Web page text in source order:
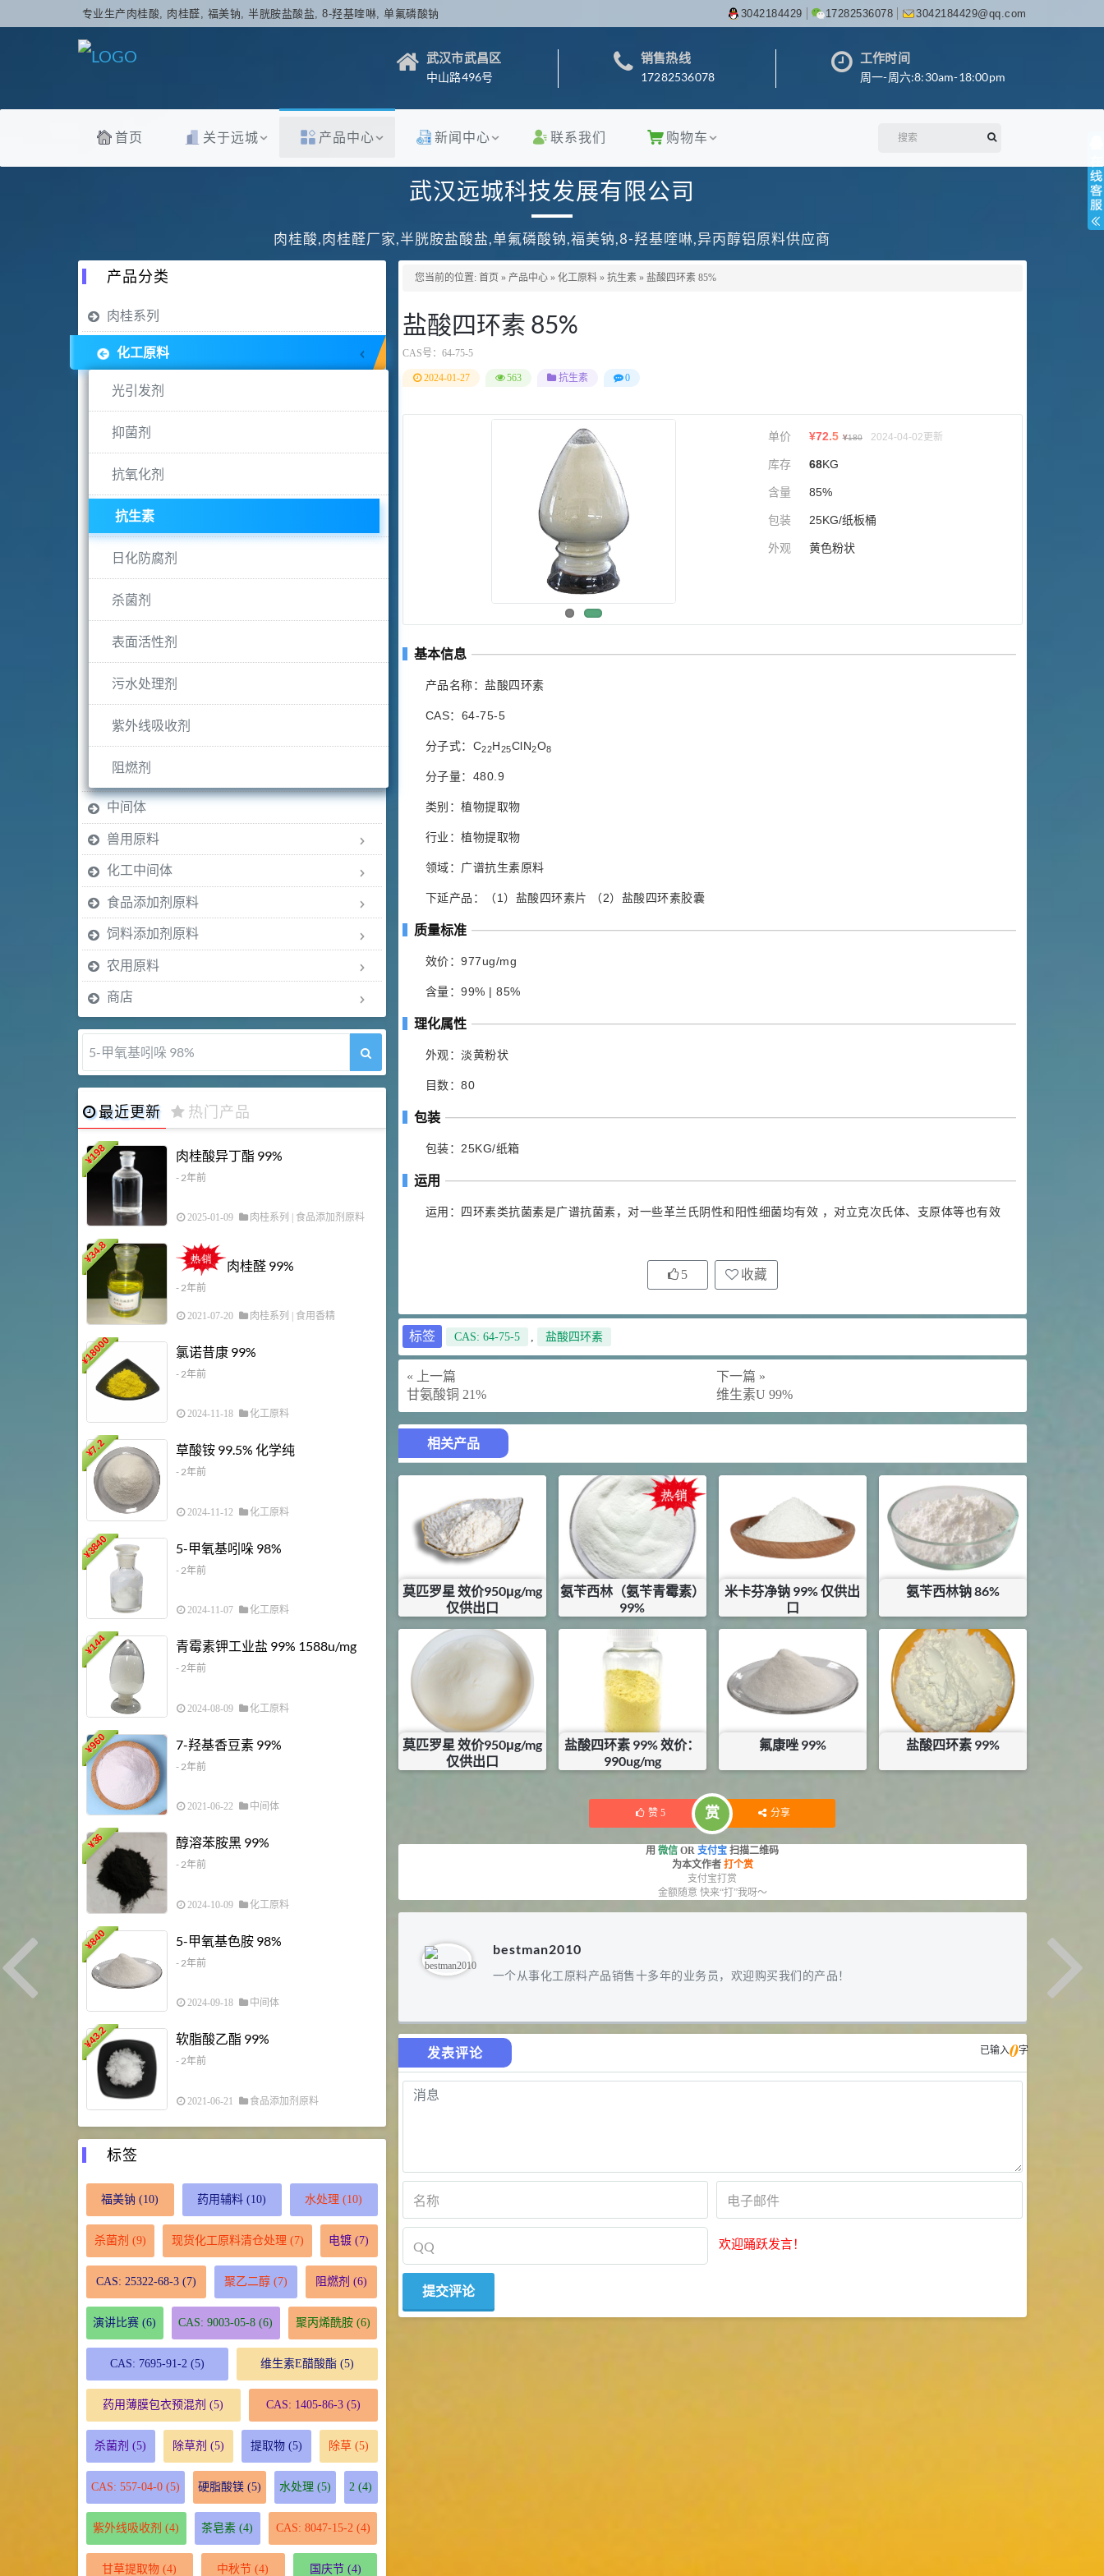
专业生产肉桂酸, 肉桂醛, 福美钠, 半胱胺盐酸盐, 8-羟基喹啉, 单氟磷酸钠 3042184429 17282536078 3042184429@qq.com
武汉市武昌区
中山路496号
销售热线
17282536078
工作时间
周一-周六:8:30am-18:00pm
首页 关于远城 产品中心 新闻中心 联系我们 购物车
武汉远城科技发展有限公司
肉桂酸,肉桂醛厂家,半胱胺盐酸盐,单氟磷酸钠,福美钠,8-羟基喹啉,异丙醇铝原料供应商
您当前的位置: 首页 » 产品中心 » 化工原料 » 抗生素 » 盐酸四环素 85%
盐酸四环素 85%
CAS号： 64-75-5
2024-01-27 563 抗生素 0
单价 ¥72.5 ¥180 2024-04-02更新
库存 68KG
含量 85%
包装 25KG/纸板桶
外观 黄色粉状
基本信息
产品名称：盐酸四环素
CAS：64-75-5
分子式：C22H25ClN2O8
分子量：480.9
类别：植物提取物
行业：植物提取物
领域：广谱抗生素原料
下延产品：（1）盐酸四环素片 （2）盐酸四环素胶囊
质量标准
效价：977ug/mg
含量：99% | 85%
理化属性
外观：淡黄粉状
目数：80
包装
包装：25KG/纸箱
运用
运用：四环素类抗菌素是广谱抗菌素，对一些革兰氏阴性和阳性细菌均有效 ，对立克次氏体、支原体等也有效
5 收藏
标签 CAS: 64-75-5 , 盐酸四环素
« 上一篇
甘氨酸铜 21%
下一篇 »
维生素U 99%
相关产品
莫匹罗星 效价950μg/mg
仅供出口
¥2750
库存：
氨苄西林（氨苄青霉素）
99%
¥282
米卡芬净钠 99% 仅供出
口
¥2700000
氨苄西林钠 86%
¥480
库存：
莫匹罗星 效价950μg/mg
仅供出口
盐酸四环素 99% 效价：
990ug/mg
库存：11KG
氟康唑 99% 盐酸四环素 99%
赞 5 赏 分享
用 微信 OR 支付宝 扫描二维码
为本文作者 打个赏
支付宝打赏
金额随意 快来“打”我呀～
bestman2010
一个从事化工原料产品销售十多年的业务员，欢迎购买我们的产品！
发表评论 已输入0字
欢迎踊跃发言！
产品分类
肉桂系列
化工原料
光引发剂
抑菌剂
抗氧化剂
抗生素
日化防腐剂
杀菌剂
表面活性剂
污水处理剂
紫外线吸收剂
阻燃剂
中间体
兽用原料
化工中间体
食品添加剂原料
饲料添加剂原料
农用原料
商店
5-甲氧基吲哚 98%
最近更新 热门产品
¥
198 肉桂酸异丁酯 99%
- 2年前
2025-01-09 肉桂系列 食品添加剂原料
¥
34.8
肉桂醛 99%
- 2年前
2021-07-20 肉桂系列 | 食用香精
¥
18000 氯诺昔康 99%
- 2年前
2024-11-18 化工原料
¥
7.2 草酸铵 99.5% 化学纯
- 2年前
2024-11-12 化工原料
¥
3840 5-甲氧基吲哚 98%
- 2年前
2024-11-07 化工原料
¥
144 青霉素钾工业盐 99% 1588u/mg
- 2年前
2024-08-09 化工原料
¥
960 7-羟基香豆素 99%
- 2年前
2021-06-22 中间体
¥
36 醇溶苯胺黑 99%
- 2年前
2024-10-09 化工原料
¥
840 5-甲氧基色胺 98%
- 2年前
2024-09-18 中间体
¥
43.2 软脂酸乙酯 99%
- 2年前
2021-06-21 食品添加剂原料
1 胍基乙酸 98%
2021-05-25 饲料添加剂原料
2021-06-17 化工原料
145 多效唑 90%
2021-07-07 植物生长调节剂
N-羟甲基丙烯酰胺 98% NMA
2021-06-22 化工原料
5
对甲氧基苯甲醛（茴香醛）
浏览量 - 1.89w
2021-06-19
S-羧甲基-L-半胱氨酸(羧甲司坦)
98.5%
浏览量 - 1.72w
2021-05-30
27 7 抗氧剂BHT 99.5%
浏览量 - 1.64w
11.25 8 D-异抗坏血酸钠 98%
浏览量 - 1.54w
34.8 10 DL-蛋氨酸 99%
浏览量 - 1.48w
标签
福美钠 (10) 药用辅料 (10) 水处理 (10)
杀菌剂 (9) 现货化工原料清仓处理 (7) 电镀 (7)
CAS: 25322-68-3(7) 聚乙二醇(7) 阻燃剂 (6)
演讲比赛 (6) CAS: 9003-05-8 (6) 聚丙烯酰胺(6)
CAS: 7695-91-2 (5) 维生素E醋酸酯(5)
药用薄膜包衣预混剂 (5) CAS: 1405-86-3(5)
杀菌剂 (5) 除草剂 (5) 提取物(5) 除草(5)
CAS: 557-04-0(5) 硬脂酸镁(5) 水处理 (5) 2 (4)
紫外线吸收剂 (4) 茶皂素 (4) CAS: 8047-15-2 (4)
甘草提取物 (4) 中秋节 (4) 国庆节(4)